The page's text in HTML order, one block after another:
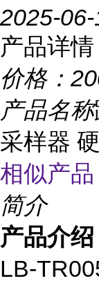
2025-
产品详情
价格：
产品名称
采样器
相似产
简介
产品介绍
LB-